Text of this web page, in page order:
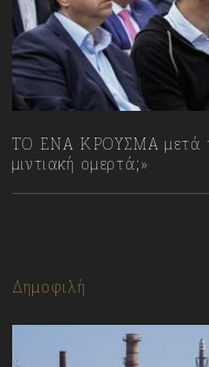
ΤΟ ΕΝΑ ΚΡΟΥΣΜΑ μετά
μιντιακή ομερτά;»
Δημοφιλή